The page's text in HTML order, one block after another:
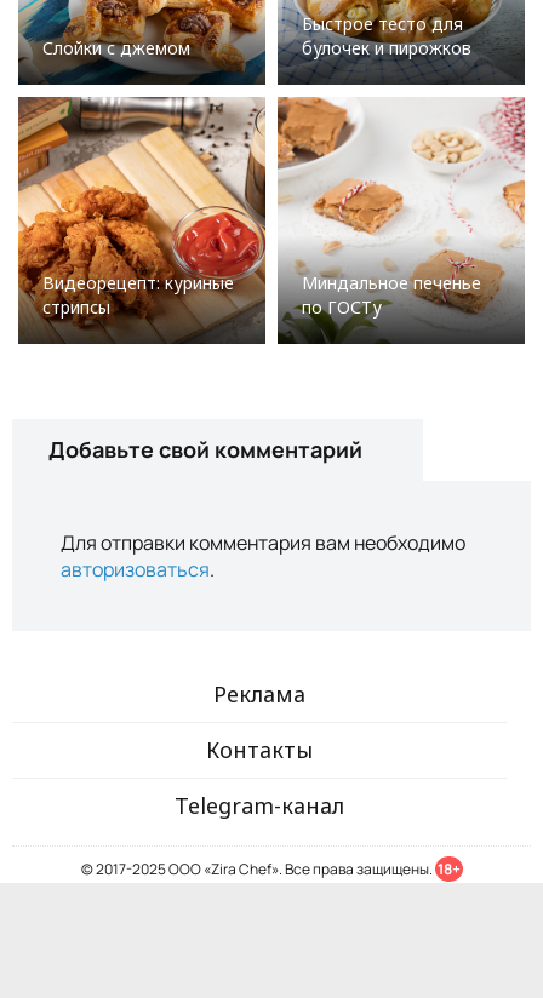
Слойки с джемом
Быстрое тесто для
булочек и пирожков
Видеорецепт: куриные
стрипсы
Миндальное печенье
по ГОСТу
Добавьте свой комментарий
Для отправки комментария вам необходимо
авторизоваться.
Реклама
Контакты
Telegram-канал
© 2017-2025 ООО «Zira Chef». Все права защищены. 18+